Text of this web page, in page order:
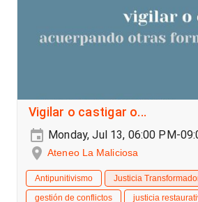
Vigilar o castigar o...
Monday, Jul 13, 06:00 PM-
Ateneo La Maliciosa
Antipunitivismo Justicia
gestión de conflictos
justicia